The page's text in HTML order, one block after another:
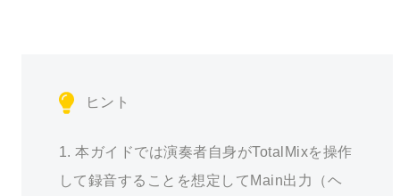
ヒント
1. 本ガイドでは演奏者自身がTotalMixを操作
して録音することを想定してMain出力（ヘ